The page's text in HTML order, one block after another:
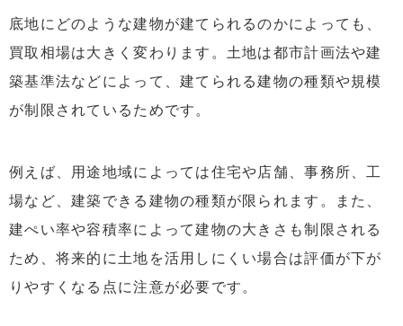
底地にどのような建物が建てられるのかによっても、
買取相場は大きく変わります。土地は都市計画法や建
築基準法などによって、建てられる建物の種類や規模
が制限されているためです。
例えば、用途地域によっては住宅や店舗、事務所、工
場など、建築できる建物の種類が限られます。また、
建ぺい率や容積率によって建物の大きさも制限される
ため、将来的に土地を活用しにくい場合は評価が下が
りやすくなる点に注意が必要です。